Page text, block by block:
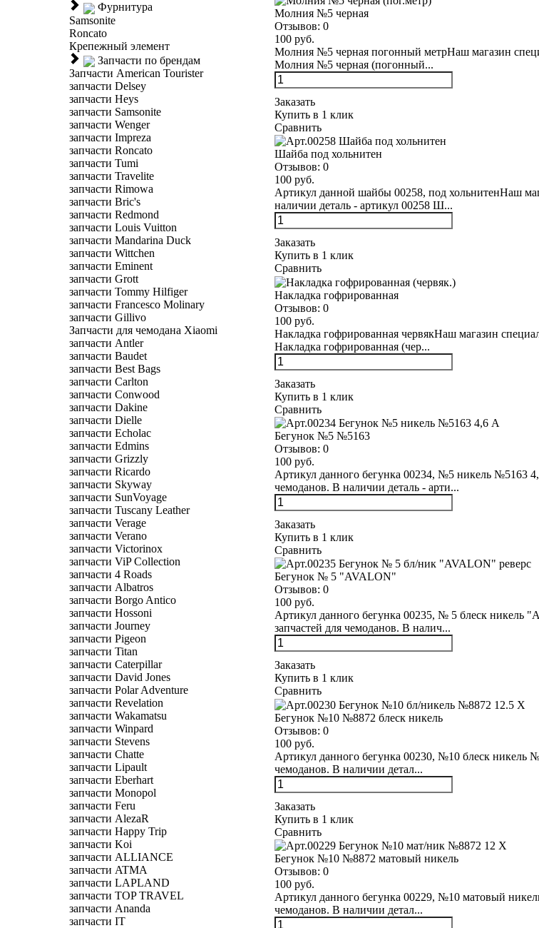
Фурнитура
Samsonite
Roncato
Крепежный элемент
Запчасти по брендам
Запчасти American Tourister
запчасти Delsey
запчасти Heys
запчасти Samsonite
запчасти Wenger
запчасти Impreza
запчасти Roncato
запчасти Tumi
запчасти Travelite
запчасти Rimowa
запчасти Bric's
запчасти Redmond
запчасти Louis Vuitton
запчасти Mandarina Duck
запчасти Wittchen
запчасти Eminent
запчасти Grott
запчасти Tommy Hilfiger
запчасти Francesco Molinary
запчасти Gillivo
Запчасти для чемодана Xiaomi
запчасти Antler
запчасти Baudet
запчасти Best Bags
запчасти Carlton
запчасти Conwood
запчасти Dakine
запчасти Dielle
запчасти Echolac
запчасти Edmins
запчасти Grizzly
запчасти Ricardo
запчасти Skyway
запчасти SunVoyage
запчасти Tuscany Leather
запчасти Verage
запчасти Verano
запчасти Victorinox
запчасти ViP Collection
запчасти 4 Roads
запчасти Albatros
запчасти Borgo Antico
запчасти Hossoni
запчасти Journey
запчасти Pigeon
запчасти Titan
запчасти Caterpillar
запчасти David Jones
запчасти Polar Adventure
запчасти Revelation
запчасти Wakamatsu
запчасти Winpard
запчасти Stevens
запчасти Chatte
запчасти Lipault
запчасти Eberhart
запчасти Monopol
запчасти Feru
запчасти AlezaR
запчасти Happy Trip
запчасти Koi
запчасти ALLIANCE
запчасти ATMA
запчасти LAPLAND
запчасти TOP TRAVEL
запчасти Ananda
запчасти IT
Молния №5 черная
Отзывов: 0
100 руб.
Молния №5 черная погонный метрНаш магазин
Молния №5 черная (погонный...
Заказать
Купить в 1 клик
Сравнить
Шайба под хольнитен
Отзывов: 0
100 руб.
Артикул данной шайбы 00258, под хольнитенНаш
наличии деталь - артикул 00258 Ш...
Заказать
Купить в 1 клик
Сравнить
Накладка гофрированная
Отзывов: 0
100 руб.
Накладка гофрированная червякНаш магазин
Накладка гофрированная (чер...
Заказать
Купить в 1 клик
Сравнить
Бегунок №5 №5163
Отзывов: 0
100 руб.
Артикул данного бегунка 00234, №5 никель №5163
чемоданов. В наличии деталь - арти...
Заказать
Купить в 1 клик
Сравнить
Бегунок № 5 "AVALON"
Отзывов: 0
100 руб.
Артикул данного бегунка 00235, № 5 блеск никель
запчастей для чемоданов. В налич...
Заказать
Купить в 1 клик
Сравнить
Бегунок №10 №8872 блеск никель
Отзывов: 0
100 руб.
Артикул данного бегунка 00230, №10 блеск никель
чемоданов. В наличии детал...
Заказать
Купить в 1 клик
Сравнить
Бегунок №10 №8872 матовый никель
Отзывов: 0
100 руб.
Артикул данного бегунка 00229, №10 матовый
чемоданов. В наличии детал...